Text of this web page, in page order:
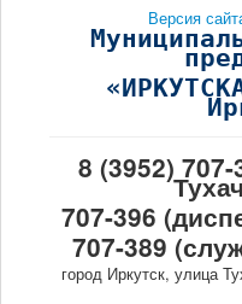
Версия
8 (3952)
707-396
707-389
город Иркутск, улица